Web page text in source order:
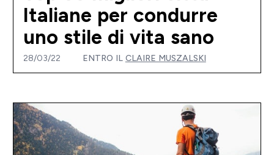
Italiane per condurre
uno stile di vita sano
28/03/22 ENTRO IL CLAIRE MUSZALSKI